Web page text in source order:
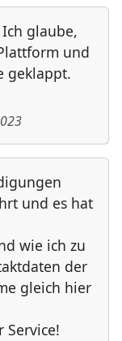
glaube,
und
geklappt.
und es hat
wie ich zu
der
gleich hier
Service!